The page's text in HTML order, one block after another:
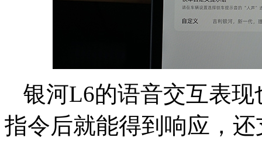
银河L6的语音交互表
指令后就能得到响应，